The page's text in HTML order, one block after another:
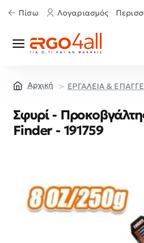
Πίσω Λογαριασμός
ΕΡΓΑΛΕΙΑ &
Σφυρί -
Finder - 191759